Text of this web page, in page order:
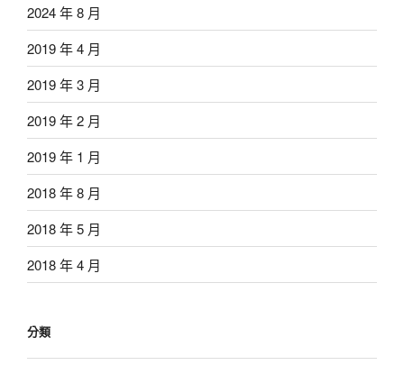
2024 年 8 月
2019 年 4 月
2019 年 3 月
2019 年 2 月
2019 年 1 月
2018 年 8 月
2018 年 5 月
2018 年 4 月
分類